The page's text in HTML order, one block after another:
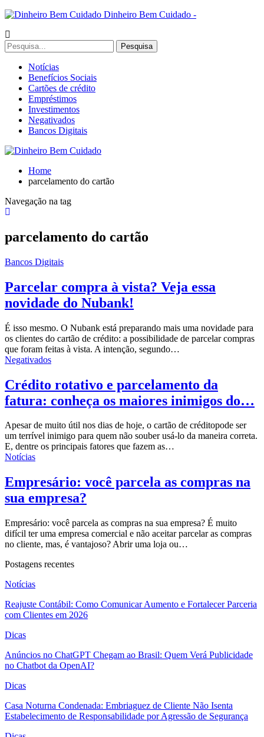
Dinheiro Bem Cuidado -
Notícias
Benefícios Sociais
Cartões de crédito
Empréstimos
Investimentos
Negativados
Bancos Digitais
Home
parcelamento do cartão
Navegação na tag
parcelamento do cartão
Bancos Digitais
Parcelar compra à vista? Veja essa
novidade do Nubank!
É isso mesmo. O Nubank está preparando mais uma novidade para
os clientes do cartão de crédito: a possibilidade de parcelar compras
que foram feitas à vista. A intenção, segundo…
Negativados
Crédito rotativo e parcelamento da
fatura: conheça os maiores inimigos do…
Apesar de muito útil nos dias de hoje, o cartão de créditopode ser
um terrível inimigo para quem não souber usá-lo da maneira correta.
E, dentre os principais fatores que fazem as…
Notícias
Empresário: você parcela as compras na
sua empresa?
Empresário: você parcela as compras na sua empresa? É muito
difícil ter uma empresa comercial e não aceitar parcelar as compras
no cliente, mas, é vantajoso? Abrir uma loja ou…
Postagens recentes
Notícias
Reajuste Contábil: Como Comunicar Aumento e Fortalecer Parceria
com Clientes em 2026
Dicas
Anúncios no ChatGPT Chegam ao Brasil: Quem Verá Publicidade
no Chatbot da OpenAI?
Dicas
Casa Noturna Condenada: Embriaguez de Cliente Não Isenta
Estabelecimento de Responsabilidade por Agressão de Segurança